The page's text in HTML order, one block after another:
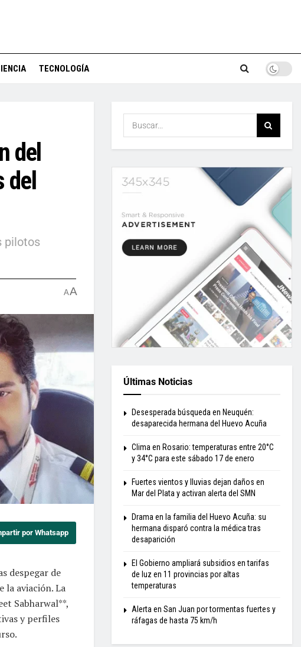
TECNOLOGÍA
del
pilotos
AA
por Whatsapp
despegar de
la aviación. La
Sabharwal**,
y perfiles
Últimas Noticias
Desesperada búsqueda en Neuquén:
desaparecida hermana del Huevo Acuña
Clima en Rosario: temperaturas entre 20°C
y 34°C para este sábado 17 de enero
Fuertes vientos y lluvias dejan daños en
Mar del Plata y activan alerta del SMN
Drama en la familia del Huevo Acuña: su
hermana disparó contra la médica tras
desaparición
El Gobierno ampliará subsidios en tarifas
de luz en 11 provincias por altas
temperaturas
Alerta en San Juan por tormentas fuertes y
ráfagas de hasta 75 km/h